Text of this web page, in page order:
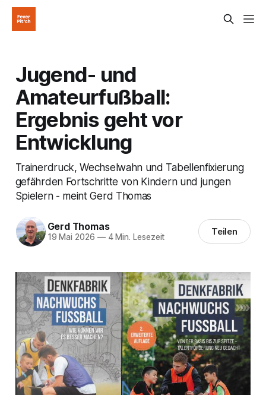
Jugend- und
Amateurfußball:
Ergebnis geht vor
Entwicklung
Trainerdruck, Wechselwahn und Tabellenfixierung
gefährden Fortschritte von Kindern und jungen
Spielern - meint Gerd Thomas
Gerd Thomas
19 Mai 2026 —4 Min. Lesezeit Teilen